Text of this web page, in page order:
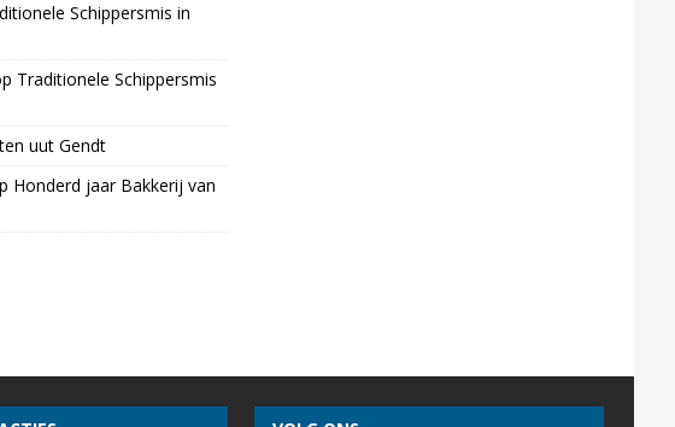
Schippersmis in
Traditionele Schippersmis
uut Gendt
Honderd jaar Bakkerij van